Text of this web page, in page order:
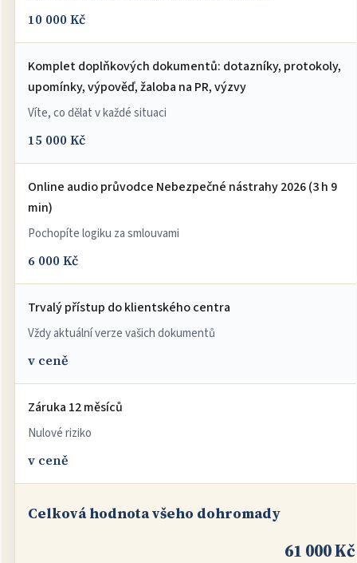
10 000 Kč
Komplet doplňkových dokumentů: dotazníky, protokoly,
upomínky, výpověď, žaloba na PR, výzvy
Víte, co dělat v každé situaci
15 000 Kč
Online audio průvodce Nebezpečné nástrahy 2026 (3 h 9
min)
Pochopíte logiku za smlouvami
6 000 Kč
Trvalý přístup do klientského centra
Vždy aktuální verze vašich dokumentů
v ceně
Záruka 12 měsíců
Nulové riziko
v ceně
Celková hodnota všeho dohromady
61 000 Kč